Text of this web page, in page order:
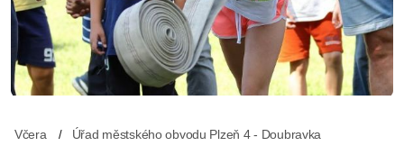
Včera Úřad městského obvodu Plzeň 4 - Doubravka